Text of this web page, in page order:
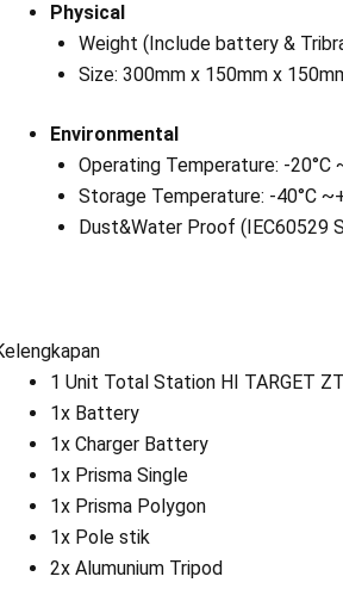
Physical
Weight (Include battery &
Size: 300mm x 150mm x
Environmental
Operating Temperature: -20°C
Storage Temperature: -40°C
Dust&Water Proof (IEC60529
1 Unit Total Station HI TARGET
1x Battery
1x Charger Battery
1x Prisma Single
1x Prisma Polygon
1x Pole stik
2x Alumunium Tripod